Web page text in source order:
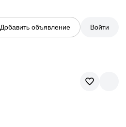
Добавить объявление Войти